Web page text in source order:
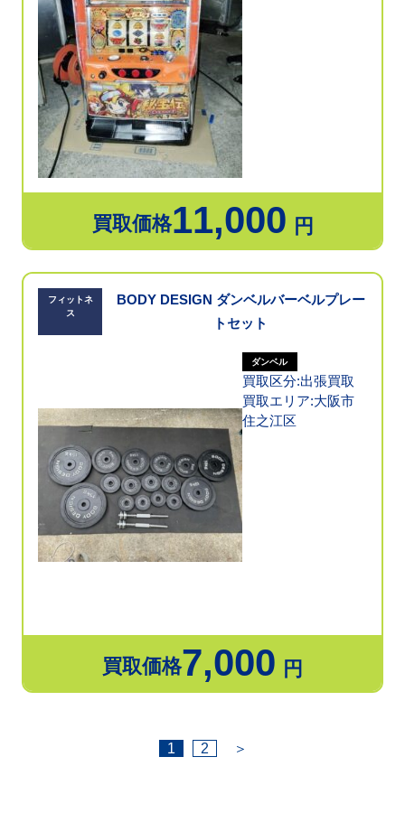
買取価格11,000 円
フィットネ
ス
BODY DESIGN ダンベルバーベルプレー
トセット
ダンベル
買取区分:出張買取
買取エリア:大阪市
住之江区
買取価格7,000 円
1 2 ＞